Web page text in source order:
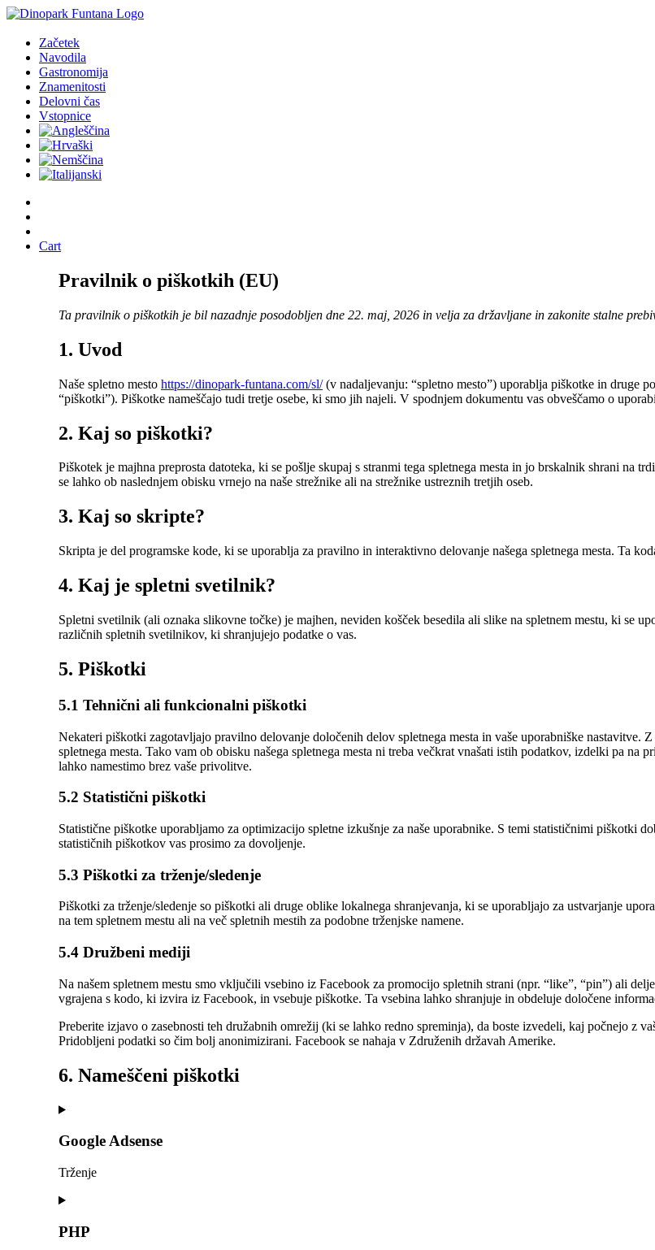
Začetek
Navodila
Gastronomija
Znamenitosti
Delovni čas
Vstopnice
Cart
Pravilnik o piškotkih (EU)
Ta pravilnik o piškotkih je bil nazadnje posodobljen dne 22. maj, 2026 in velja za državljane in zakonite stalne
1. Uvod
Naše spletno mesto https://dinopark-funtana.com/sl/(v nadaljevanju: “spletno mesto”) uporablja piškotke in druge
“piškotki”). Piškotke nameščajo tudi tretje osebe, ki smo jih najeli. V spodnjem dokumentu vas obveščamo o
2. Kaj so piškotki?
Piškotek je majhna preprosta datoteka, ki se pošlje skupaj s stranmi tega spletnega mesta in jo brskalnik shrani na
se lahko ob naslednjem obisku vrnejo na naše strežnike ali na strežnike ustreznih tretjih oseb.
3. Kaj so skripte?
Skripta je del programske kode, ki se uporablja za pravilno in interaktivno delovanje našega spletnega mesta. Ta
4. Kaj je spletni svetilnik?
Spletni svetilnik (ali oznaka slikovne točke) je majhen, neviden košček besedila ali slike na spletnem mestu, ki se
različnih spletnih svetilnikov, ki shranjujejo podatke o vas.
5. Piškotki
5.1 Tehnični ali funkcionalni piškotki
Nekateri piškotki zagotavljajo pravilno delovanje določenih delov spletnega mesta in vaše uporabniške nastavitve.
spletnega mesta. Tako vam ob obisku našega spletnega mesta ni treba večkrat vnašati istih podatkov, izdelki pa
lahko namestimo brez vaše privolitve.
5.2 Statistični piškotki
Statistične piškotke uporabljamo za optimizacijo spletne izkušnje za naše uporabnike. S temi statističnimi piškotki
statističnih piškotkov vas prosimo za dovoljenje.
5.3 Piškotki za trženje/sledenje
Piškotki za trženje/sledenje so piškotki ali druge oblike lokalnega shranjevanja, ki se uporabljajo za ustvarjanje
na tem spletnem mestu ali na več spletnih mestih za podobne trženjske namene.
5.4 Družbeni mediji
Na našem spletnem mestu smo vključili vsebino iz Facebook za promocijo spletnih strani (npr. “like”, “pin”) ali
vgrajena s kodo, ki izvira iz Facebook, in vsebuje piškotke. Ta vsebina lahko shranjuje in obdeluje določene
Preberite izjavo o zasebnosti teh družabnih omrežij (ki se lahko redno spreminja), da boste izvedeli, kaj počnejo z
Pridobljeni podatki so čim bolj anonimizirani. Facebook se nahaja v Združenih državah Amerike.
6. Nameščeni piškotki
Google Adsense
Trženje
Consent
service
PHP